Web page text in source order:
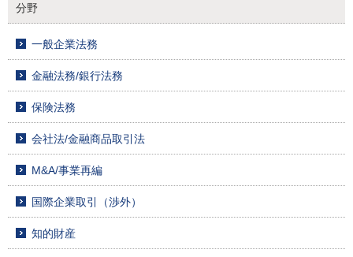
分野
一般企業法務
金融法務/銀行法務
保険法務
会社法/金融商品取引法
M&A/事業再編
国際企業取引（渉外）
知的財産